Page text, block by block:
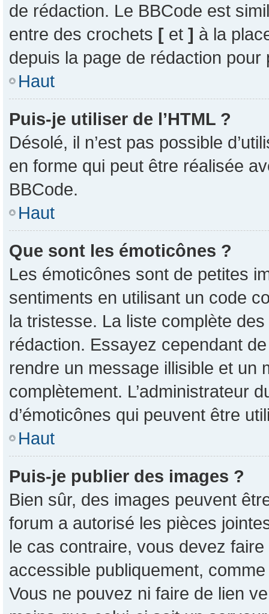
de rédaction. Le BBCode est
entre des crochets [ et ] à la
depuis la page de rédaction pour
Haut
Puis-je utiliser de l’HTML ?
Désolé, il n’est pas possible
en forme qui peut être réalisée
BBCode.
Haut
Que sont les émoticônes ?
Les émoticônes sont de petites
sentiments en utilisant un code
la tristesse. La liste complète
rédaction. Essayez cependant
rendre un message illisible et un
complètement. L’administrateur
d’émoticônes qui peuvent être
Haut
Puis-je publier des images ?
Bien sûr, des images peuvent
forum a autorisé les pièces
le cas contraire, vous devez
accessible publiquement,
Vous ne pouvez ni faire de lien